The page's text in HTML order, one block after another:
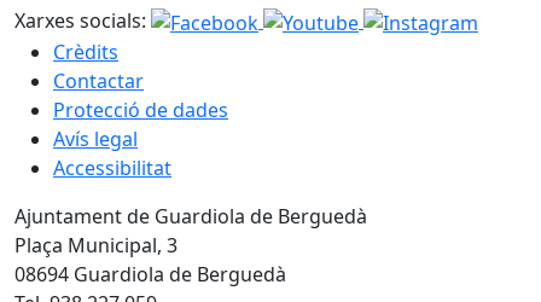
Xarxes socials:
Crèdits
Contactar
Protecció de dades
Avís legal
Accessibilitat
Ajuntament de Guardiola de Berguedà
Plaça Municipal, 3
08694 Guardiola de Berguedà